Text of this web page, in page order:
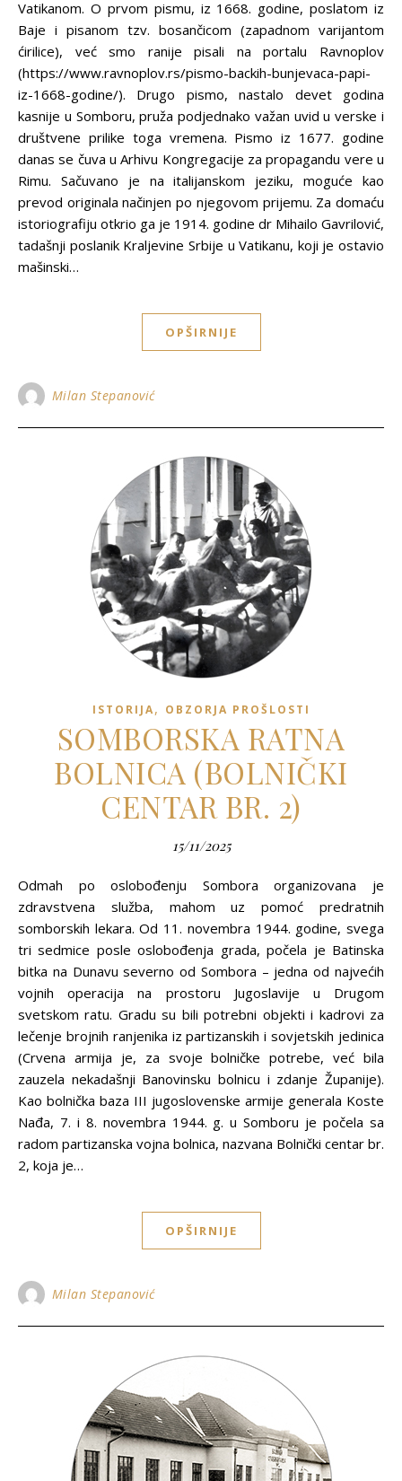
Vatikanom. O prvom pismu, iz 1668. godine, poslatom iz
Baje i pisanom tzv. bosančicom (zapadnom varijantom
ćirilice), već smo ranije pisali na portalu Ravnoplov
(https://www.ravnoplov.rs/pismo-backih-bunjevaca-papi-
iz-1668-godine/). Drugo pismo, nastalo devet godina
kasnije u Somboru, pruža podjednako važan uvid u verske i
društvene prilike toga vremena. Pismo iz 1677. godine
danas se čuva u Arhivu Kongregacije za propagandu vere u
Rimu. Sačuvano je na italijanskom jeziku, moguće kao
prevod originala načinjen po njegovom prijemu. Za domaću
istoriografiju otkrio ga je 1914. godine dr Mihailo Gavrilović,
tadašnji poslanik Kraljevine Srbije u Vatikanu, koji je ostavio
mašinski…
OPŠIRNIJE
Milan Stepanović
ISTORIJA, OBZORJA PROŠLOSTI
SOMBORSKA RATNA
BOLNICA (BOLNIČKI
CENTAR BR. 2)
15/11/2025
Odmah po oslobođenju Sombora organizovana je
zdravstvena služba, mahom uz pomoć predratnih
somborskih lekara. Od 11. novembra 1944. godine, svega
tri sedmice posle oslobođenja grada, počela je Batinska
bitka na Dunavu severno od Sombora – jedna od najvećih
vojnih operacija na prostoru Jugoslavije u Drugom
svetskom ratu. Gradu su bili potrebni objekti i kadrovi za
lečenje brojnih ranjenika iz partizanskih i sovjetskih jedinica
(Crvena armija je, za svoje bolničke potrebe, već bila
zauzela nekadašnji Banovinsku bolnicu i zdanje Županije).
Kao bolnička baza III jugoslovenske armije generala Koste
Nađa, 7. i 8. novembra 1944. g. u Somboru je počela sa
radom partizanska vojna bolnica, nazvana Bolnički centar br.
2, koja je…
OPŠIRNIJE
Milan Stepanović